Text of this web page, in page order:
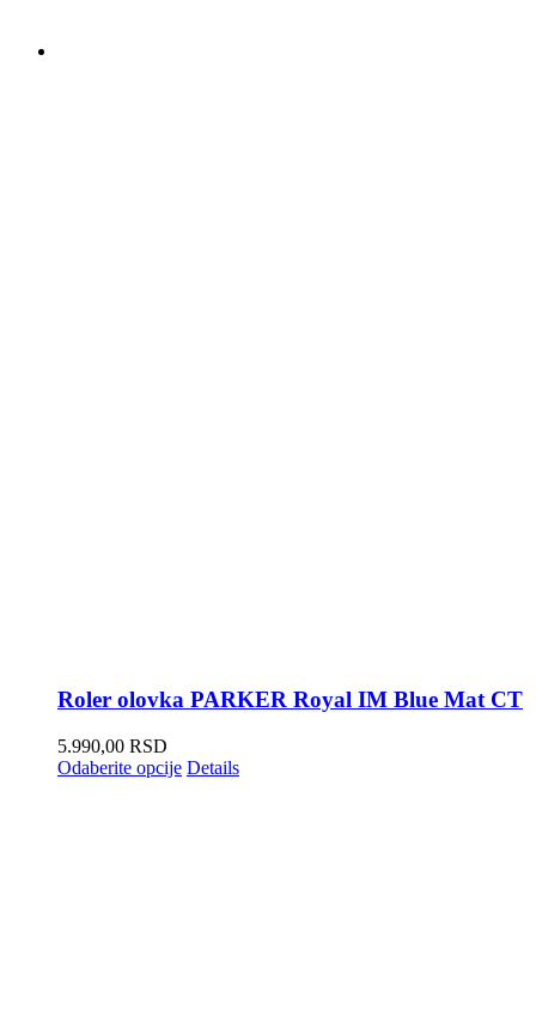
Roler olovka PARKER Royal IM Blue Mat CT
5.990,00 RSD
Odaberite opcije Details